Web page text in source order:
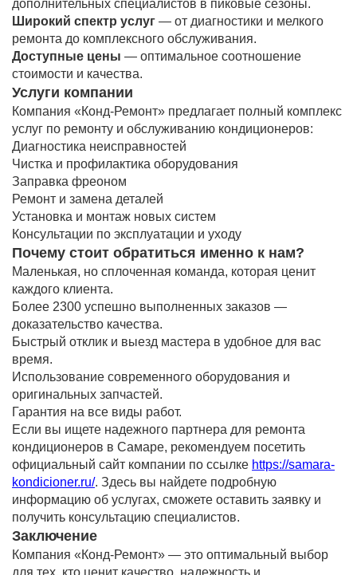
дополнительных специалистов в пиковые сезоны.
Широкий спектр услуг — от диагностики и мелкого
ремонта до комплексного обслуживания.
Доступные цены — оптимальное соотношение
стоимости и качества.
Услуги компании
Компания «Конд-Ремонт» предлагает полный комплекс
услуг по ремонту и обслуживанию кондиционеров:
Диагностика неисправностей
Чистка и профилактика оборудования
Заправка фреоном
Ремонт и замена деталей
Установка и монтаж новых систем
Консультации по эксплуатации и уходу
Почему стоит обратиться именно к нам?
Маленькая, но сплоченная команда, которая ценит
каждого клиента.
Более 2300 успешно выполненных заказов —
доказательство качества.
Быстрый отклик и выезд мастера в удобное для вас
время.
Использование современного оборудования и
оригинальных запчастей.
Гарантия на все виды работ.
Если вы ищете надежного партнера для ремонта
кондиционеров в Самаре, рекомендуем посетить
официальный сайт компании по ссылке https://samara-
kondicioner.ru/. Здесь вы найдете подробную
информацию об услугах, сможете оставить заявку и
получить консультацию специалистов.
Заключение
Компания «Конд-Ремонт» — это оптимальный выбор
для тех, кто ценит качество, надежность и